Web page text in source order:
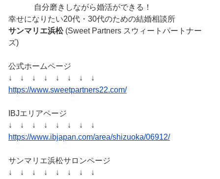
自分磨きしながら婚活ができる！
幸せになりたい20代・30代のための結婚相談所
サンマリエ浜松(Sweet Partners スウィートパートナー
ズ)
公式ホームページ
↓ ↓ ↓ ↓ ↓ ↓ ↓ ↓
https://www.sweetpartners22.com/
IBJエリアページ
↓ ↓ ↓ ↓ ↓ ↓ ↓ ↓
https://www.ibjapan.com/area/shizuoka/06912/
サンマリエ浜松サロンページ
↓ ↓ ↓ ↓ ↓ ↓ ↓ ↓